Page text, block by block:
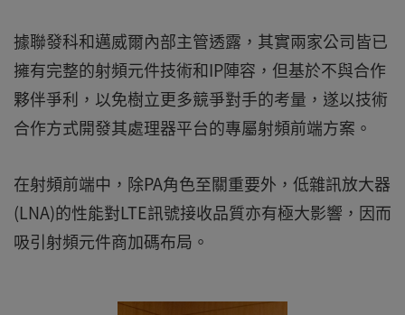
據聯發科和邁威爾內部主管透露，其實兩家公司皆已
擁有完整的射頻元件技術和IP陣容，但基於不與合作
夥伴爭利，以免樹立更多競爭對手的考量，遂以技術
合作方式開發其處理器平台的專屬射頻前端方案。
在射頻前端中，除PA角色至關重要外，低雜訊放大器
(LNA)的性能對LTE訊號接收品質亦有極大影響，因而
吸引射頻元件商加碼布局。